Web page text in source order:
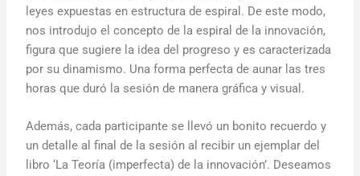
leyes expuestas en estructura de espiral. De este modo,
nos introdujo el concepto de la espiral de la innovación,
figura que sugiere la idea del progreso y es caracterizada
por su dinamismo. Una forma perfecta de aunar las tres
horas que duró la sesión de manera gráfica y visual.
Además, cada participante se llevó un bonito recuerdo y
un detalle al final de la sesión al recibir un ejemplar del
libro ‘La Teoría (imperfecta) de la innovación’. Deseamos